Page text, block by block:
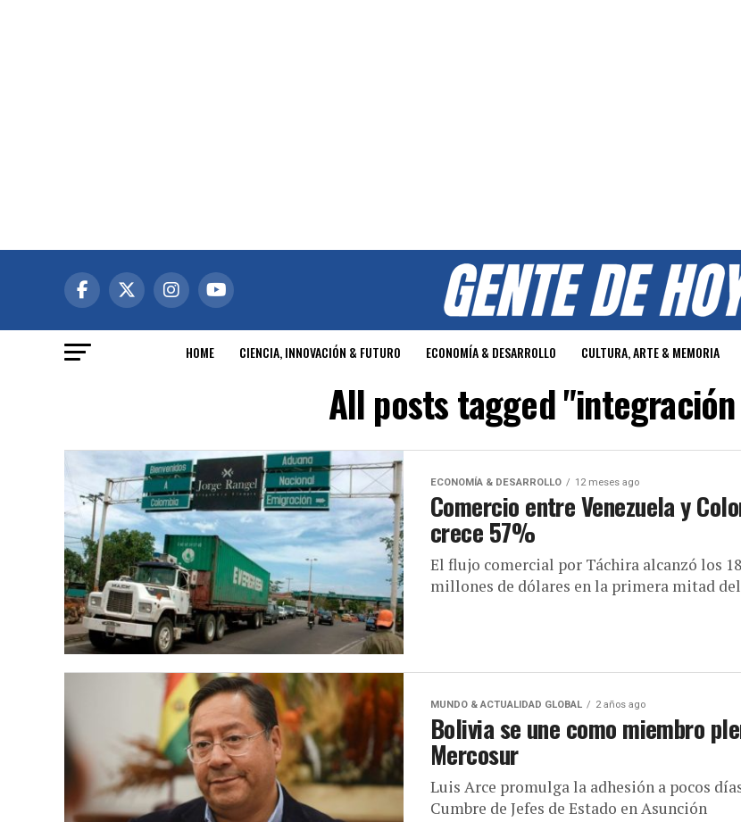
HOME CIENCIA, INNOVACIÓN & FUTURO ECONOMÍA & DESARROLLO CULTURA, ARTE & MEMORIA
All posts tagged
ECONOMÍA & DESARROLLO 12 meses ago
Comercio entre Venezuela y
crece 57%
El flujo comercial por Táchira alcanzó los
millones de dólares en la primera mitad
MUNDO & ACTUALIDAD GLOBAL 2 años ago
Bolivia se une como miembro
Mercosur
Luis Arce promulga la adhesión a pocos
Cumbre de Jefes de Estado en Asunción